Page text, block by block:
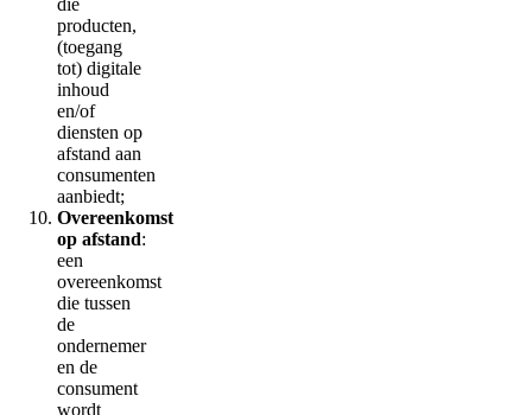
producten,
(toegang
tot) digitale
inhoud
en/of
diensten op
afstand aan
consumenten
aanbiedt;
Overeenkomst
op afstand:
een
overeenkomst
die tussen
de
ondernemer
en de
consument
wordt